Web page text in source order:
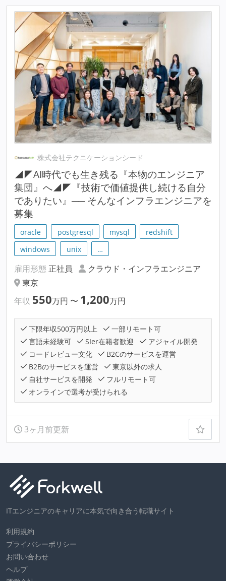
株式会社テクニケーションシード
◢◤AI時代でも生き残る『本物のエンジニア
集団』へ◢◤『技術で価値提供し続ける自分
でありたい』── そんなインフラエンジニアを
募集
oracle postgresql mysql
redshift
windows
unix …
雇用形態 正社員
クラウド・インフラエンジニア
東京
年収 550万円 〜 1,200万円
下限年収500万円以上
一部リモート可
言語未経験可
SIer在籍者歓迎
アジャイル開発
コードレビュー文化
B2Cのサービスを運営
B2Bのサービスを運営
東京以外の求人
自社サービスを開発
フルリモート可
オンラインで選考が受けられる
3ヶ月前更新
ITエンジニアのキャリアに本気で向き合う転職サイト
利用規約
プライバシーポリシー
お問い合わせ
ヘルプ